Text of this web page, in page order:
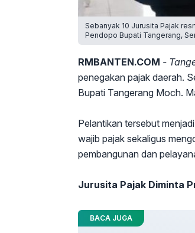
Sebanyak 10 Jurusita Pajak
Pendopo Bupati Tangerang,
RMBANTEN.COM -
penegakan pajak daerah.
Bupati Tangerang Moch.
Pelantikan tersebut
wajib pajak sekaligus
pembangunan dan
Jurusita Pajak Diminta
BACA JUGA